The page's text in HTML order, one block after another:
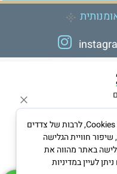
לידיעתך, באתרנו נעשה שימוש בקבצי Cookies, לרבות של צדדים
חוויית הגלישה
באתר מהווה את
לעיין במדיניות